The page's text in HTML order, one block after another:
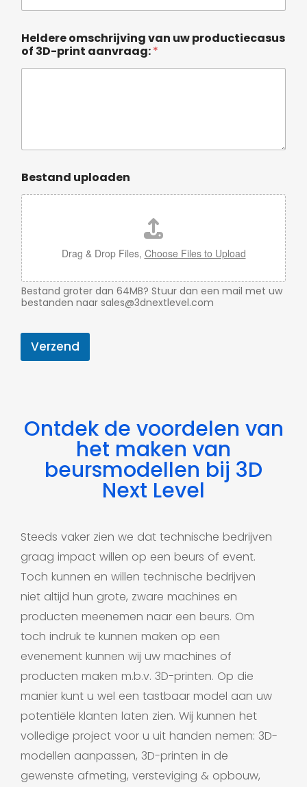
Heldere omschrijving van uw productiecasus
of 3D-print aanvraag:*
Bestand uploaden
Drag & Drop Files, Choose Files to Upload
Bestand groter dan 64MB? Stuur dan een mail met uw
bestanden naar sales@3dnextlevel.com
Verzend
Ontdek de voordelen van
het maken van
beursmodellen bij 3D
Next Level
Steeds vaker zien we dat technische bedrijven
graag impact willen op een beurs of event.
Toch kunnen en willen technische bedrijven
niet altijd hun grote, zware machines en
producten meenemen naar een beurs. Om
toch indruk te kunnen maken op een
evenement kunnen wij uw machines of
producten maken m.b.v. 3D-printen. Op die
manier kunt u wel een tastbaar model aan uw
potentiële klanten laten zien. Wij kunnen het
volledige project voor u uit handen nemen: 3D-
modellen aanpassen, 3D-printen in de
gewenste afmeting, versteviging & opbouw,